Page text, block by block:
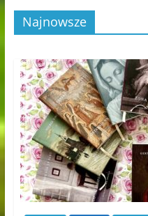
Najnowsze